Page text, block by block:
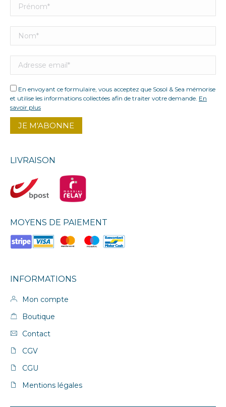
En envoyant ce formulaire, vous acceptez que Sosol & Sea mémorise
et utilise les informations collectées afin de traiter votre demande. En
savoir plus
LIVRAISON
MOYENS DE PAIEMENT
INFORMATIONS
Mon compte
Boutique
Contact
CGV
CGU
Mentions légales